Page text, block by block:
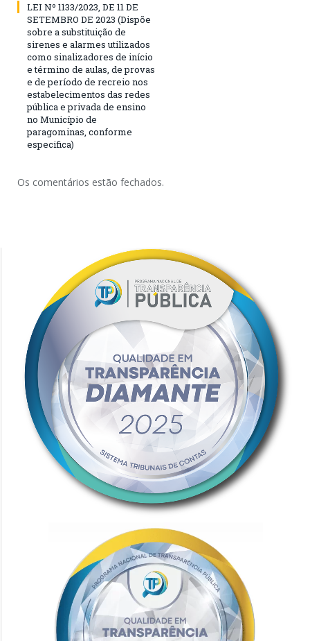
LEI Nº 1133/2023, DE 11 DE
SETEMBRO DE 2023 (Dispõe
sobre a substituição de
sirenes e alarmes utilizados
como sinalizadores de início
e término de aulas, de provas
e de período de recreio nos
estabelecimentos das redes
pública e privada de ensino
no Município de
paragominas, conforme
especifica)
Os comentários estão fechados.